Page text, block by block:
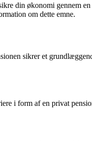
din økonomi gennem
om dette emne.
sikrer et
i form af en privat